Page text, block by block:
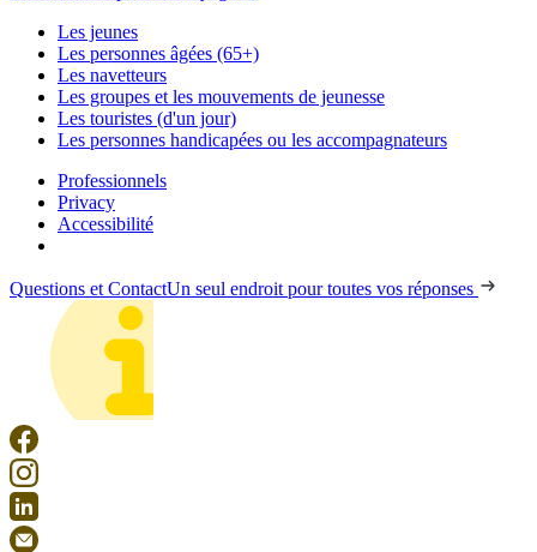
Les jeunes
Les personnes âgées (65+)
Les navetteurs
Les groupes et les mouvements de jeunesse
Les touristes (d'un jour)
Les personnes handicapées ou les accompagnateurs
Professionnels
Privacy
Accessibilité
Questions et ContactUn seul endroit pour toutes vos réponses